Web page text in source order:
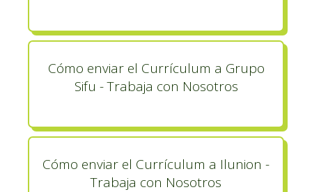
Cómo enviar el Currículum a Grupo
Sifu - Trabaja con Nosotros
Cómo enviar el Currículum a Ilunion -
Trabaja con Nosotros